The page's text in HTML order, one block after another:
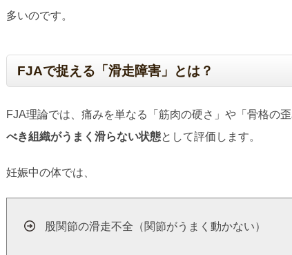
多いのです。
FJAで捉える「滑走障害」とは？
FJA理論では、痛みを単なる「筋肉の硬さ」や「骨格の
べき組織がうまく滑らない状態として評価します。
妊娠中の体では、
股関節の滑走不全（関節がうまく動かない）